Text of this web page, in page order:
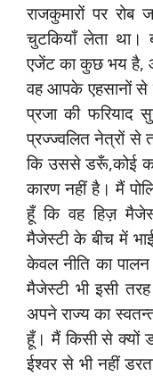
राजकुमारों पर
चुटकियाँ लेता था।
एजेंट का कुछ भय है,
वह आपके एहसानों से
प्रजा की फरियाद
प्रज्ज्वलित नेत्रों से
कि उससे डरूँ,कोई
कारण नहीं है। मैं
हूँ कि वह हिज़
मैजेस्टी के बीच में
केवल नीति का
मैजेस्टी भी इसी
अपने राज्य का
हूँ। मैं किसी से क्यों
ईश्वर से भी नहीं